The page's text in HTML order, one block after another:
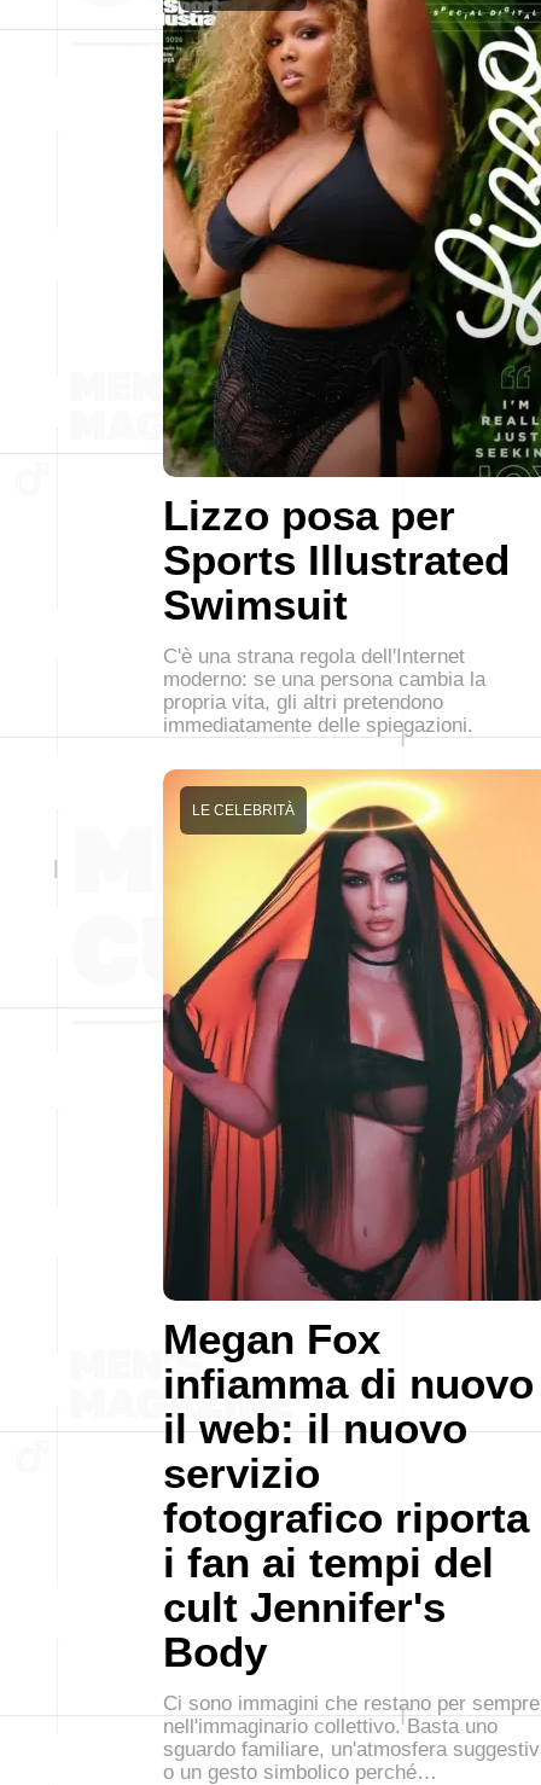
Lizzo posa per
Sports Illustrated
Swimsuit
C'è una strana regola dell'Internet
moderno: se una persona cambia la
propria vita, gli altri pretendono
immediatamente delle spiegazioni.
Megan Fox
infiamma di nuovo
il web: il nuovo
servizio
fotografico riporta
i fan ai tempi del
cult Jennifer's
Body
LE CELEBRITÀ
Ci sono immagini che restano per sempre
nell'immaginario collettivo. Basta uno
sguardo familiare, un'atmosfera
o un gesto simbolico perché…